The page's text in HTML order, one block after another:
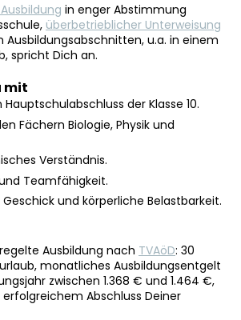
in enger Abstimmung
überbetrieblicher Unterweisung
Ausbildungsabschnitten, u.a. in einem
spricht Dich an.
mit
der Klasse 10.
Fächern Biologie, Physik und
Verständnis.
Teamfähigkeit.
und körperliche Belastbarkeit.
Ausbildung nach TVAöD: 30
monatliches Ausbildungsentgelt
zwischen 1.368 € und 1.464 €,
Abschluss Deiner